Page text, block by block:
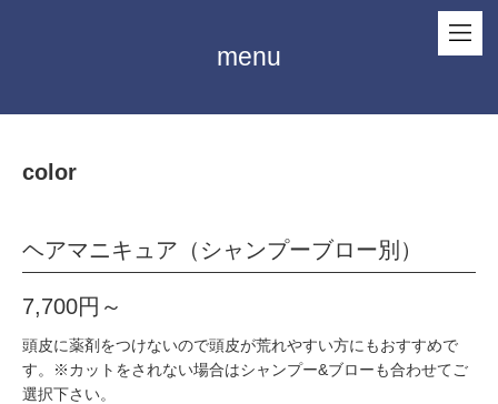
menu
color
ヘアマニキュア（シャンプーブロー別）
7,700円～
頭皮に薬剤をつけないので頭皮が荒れやすい方にもおすすめで
す。※カットをされない場合はシャンプー&ブローも合わせてご
選択下さい。